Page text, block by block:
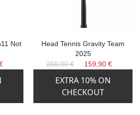
Not
Head Tennis Gravity Team
2025
250,00 €
159,90 €
EXTRA 10% ON
CHECKOUT